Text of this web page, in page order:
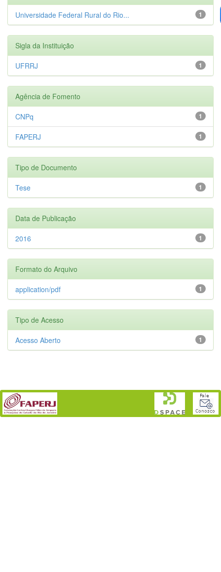
1
Universidade Federal Rural do Rio...
Sigla da Instituição
1
UFRRJ
Agência de Fomento
1
CNPq
1
FAPERJ
Tipo de Documento
1
Tese
Data de Publicação
1
2016
Formato do Arquivo
1
application/pdf
Tipo de Acesso
1
Acesso Aberto